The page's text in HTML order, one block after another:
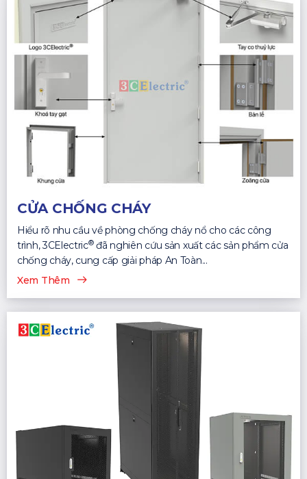
CỬA CHỐNG CHÁY
Hiểu rõ nhu cầu về phòng chống cháy nổ cho các công
trình, 3CElectric®đã nghiên cứu sản xuất các sản phẩm cửa
chống cháy, cung cấp giải pháp An Toàn...
Xem Thêm